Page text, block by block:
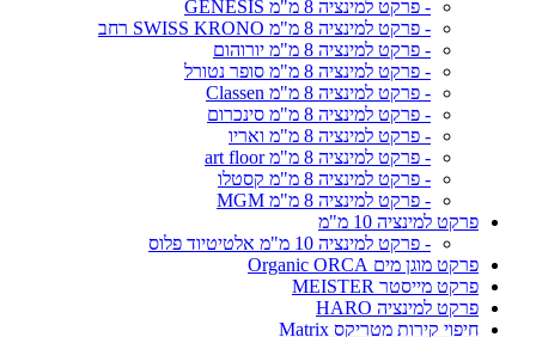
- פרקט למינציה 8 מ"מ GENESIS
- פרקט למינציה 8 מ"מ SWISS KRONO רחב
- פרקט למינציה 8 מ"מ יורוהום
- פרקט למינציה 8 מ"מ סופר נטורל
- פרקט למינציה 8 מ"מ Classen
- פרקט למינציה 8 מ"מ סינכרום
- פרקט למינציה 8 מ"מ ואריו
- פרקט למינציה 8 מ"מ art floor
- פרקט למינציה 8 מ"מ קסטלו
- פרקט למינציה 8 מ"מ MGM
פרקט למינציה 10 מ"מ
- פרקט למינציה 10 מ"מ אלטיטיוד פלוס
פרקט מוגן מים Organic ORCA
פרקט מייסטר MEISTER
פרקט למינציה HARO
חיפוי קירות מטריקס Matrix